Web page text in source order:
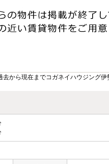
から現在までコガネイハウジング